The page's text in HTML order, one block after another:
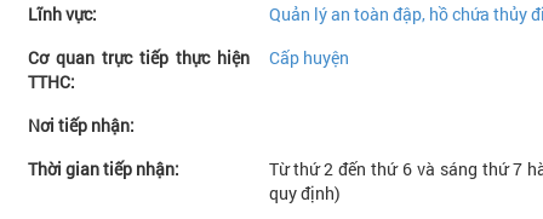
Lĩnh vực:
Quản lý an toàn đập, hồ chứa thủy
Cơ quan trực tiếp thực hiện
TTHC:
Cấp huyện
Nơi tiếp nhận:
Thời gian tiếp nhận:
Từ thứ 2 đến thứ 6 và sáng thứ 7
quy định)